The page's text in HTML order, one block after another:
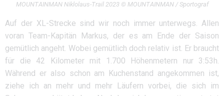
MOUNTAINMAN Niklolaus-Trail 2023 © MOUNTAINMAN / Sportograf
Auf der XL-Strecke sind wir noch immer unterwegs. Allen
voran Team-Kapitän Markus, der es am Ende der Saison
gemütlich angeht. Wobei gemütlich doch relativ ist. Er braucht
für die 42 Kilometer mit 1.700 Höhenmetern nur 3:53h.
Während er also schon am Kuchenstand angekommen ist,
ziehe ich an mehr und mehr Läufern vorbei, die sich im